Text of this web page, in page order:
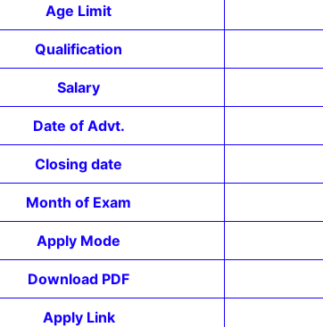
Age Limit
Qualification
Salary
Date of Advt.
Closing date
Month of Exam
Apply Mode
Download PDF
Apply Link